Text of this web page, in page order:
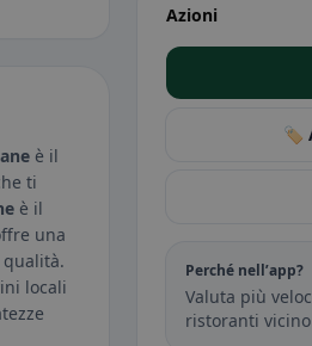
è il
ti
è il
una
locali
Azioni
🏷️
Perché nell’app?
Valuta più
ristoranti